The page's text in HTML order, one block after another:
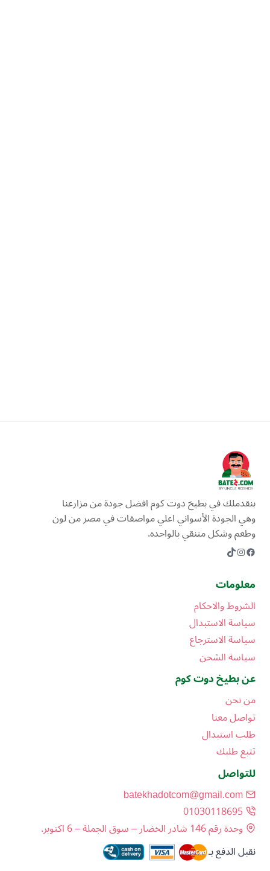
بنقدملك في بطيخ دوت كوم افضل جودة من مزارعنا
وهي الجودة الأسواني اعلي مواصفات في مصر من لون
وطعم وشكل متنقي بالواحده.
Facebook
Instagram
TikTok
معلومات
الشروط والاحكام
سياسة الاستبدال
سياسة الاسترجاع
سياسة الشحن
عن بطيخ دوت كوم
من نحن
تواصل معنا
طلب استبدال
تتبع طلبك
للتواصل
batekhadotcom@gmail.com
01030118695
وحدة رقم 146 شادر الخضار – سوق الجملة – 6 اكتوبر.
نقبل الدفع بـ